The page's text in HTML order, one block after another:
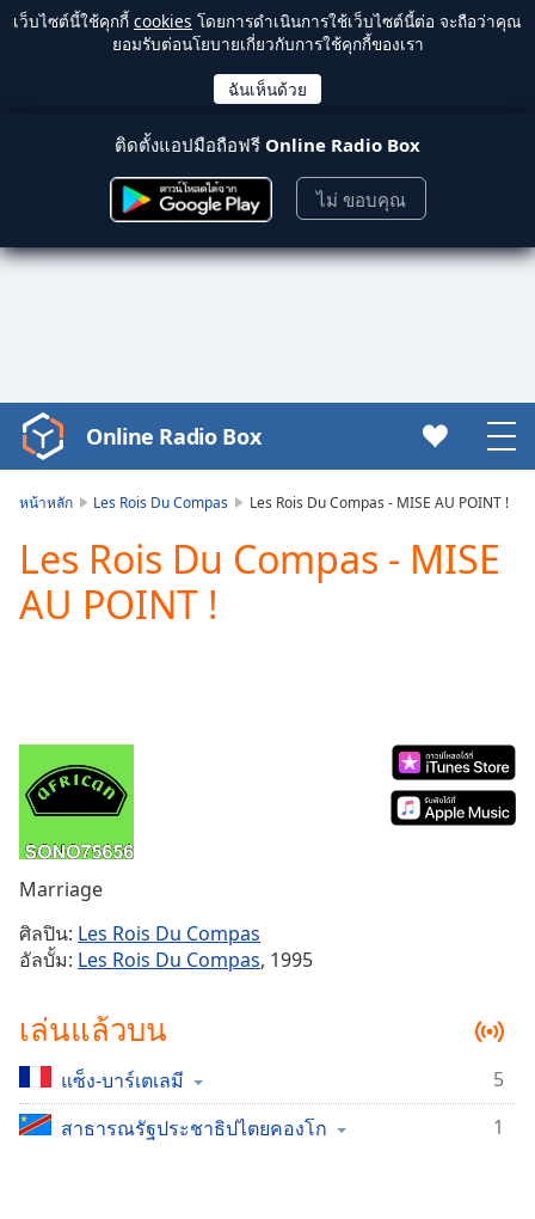
เว็บไซต์นี้ใช้คุกกี้ cookies โดยการดำเนินการใช้เว็บไซต์นี้ต่อ จะถือว่าคุณ
ยอมรับต่อนโยบายเกี่ยวกับการใช้คุกกี้ของเรา
ติดตั้งแอปมือถือฟรี Online Radio Box
ไม่ ขอบคุณ
Video
Player
Play
Video
Play
Current
Time0:00
Duration-:-
Loaded:
Stream
TypeLIVE
Seek to
live,
liveLIVE
Online Radio Box
หน้าหลัก Les Rois Du Compas Les Rois Du Compas - MISE AU POINT !
Les Rois Du Compas - MISE
AU POINT !
Marriage
ศิลปิน: Les Rois Du Compas
อัลบั้ม: Les Rois Du Compas, 1995
เล่นแล้วบน
แซ็ง-บาร์เตเลมี
5
สาธารณรัฐประชาธิปไตยคองโก
1